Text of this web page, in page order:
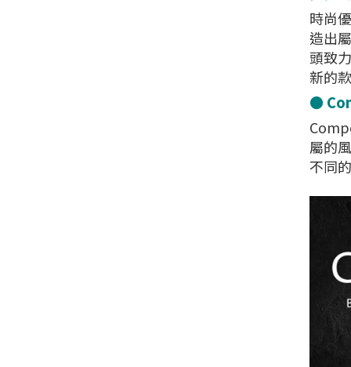
時尚
造出
頭致
新的
●
屬的
不同